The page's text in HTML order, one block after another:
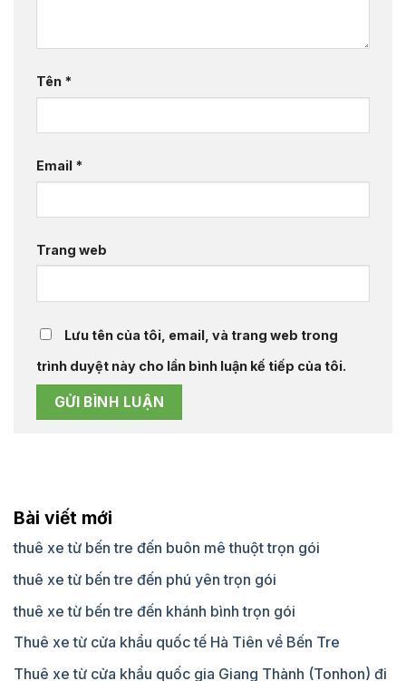
Tên *
Email *
Trang web
Lưu tên của tôi, email, và trang web trong
trình duyệt này cho lần bình luận kế tiếp của tôi.
Bài viết mới
thuê xe từ bến tre đến buôn mê thuột trọn gói
thuê xe từ bến tre đến phú yên trọn gói
thuê xe từ bến tre đến khánh bình trọn gói
Thuê xe từ cửa khẩu quốc tế Hà Tiên về Bến Tre
Thuê xe từ cửa khẩu quốc gia Giang Thành (Tonhon) đi